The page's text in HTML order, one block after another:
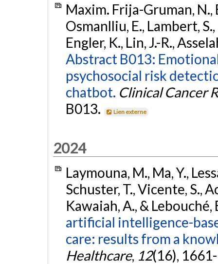
Maxim. Frija-Gruman, N.,
Osmanlliu, E., Lambert, S.,
Engler, K., Lin, J.-R.,
Abstract B013:
psychosocial risk
chatbot. Clinical Cancer
B013.
Lien externe
2024
Laymouna, M., Ma, Y.,
Schuster, T., Vicente, S.,
Kawaiah, A., &
artificial intelligence-
care: results from a
Healthcare, 12(16),